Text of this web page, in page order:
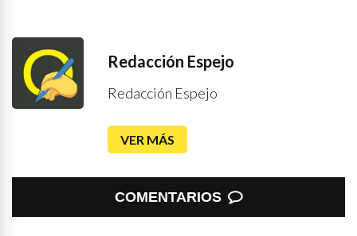
Redacción Espejo
Redacción Espejo
VER MÁS
COMENTARIOS